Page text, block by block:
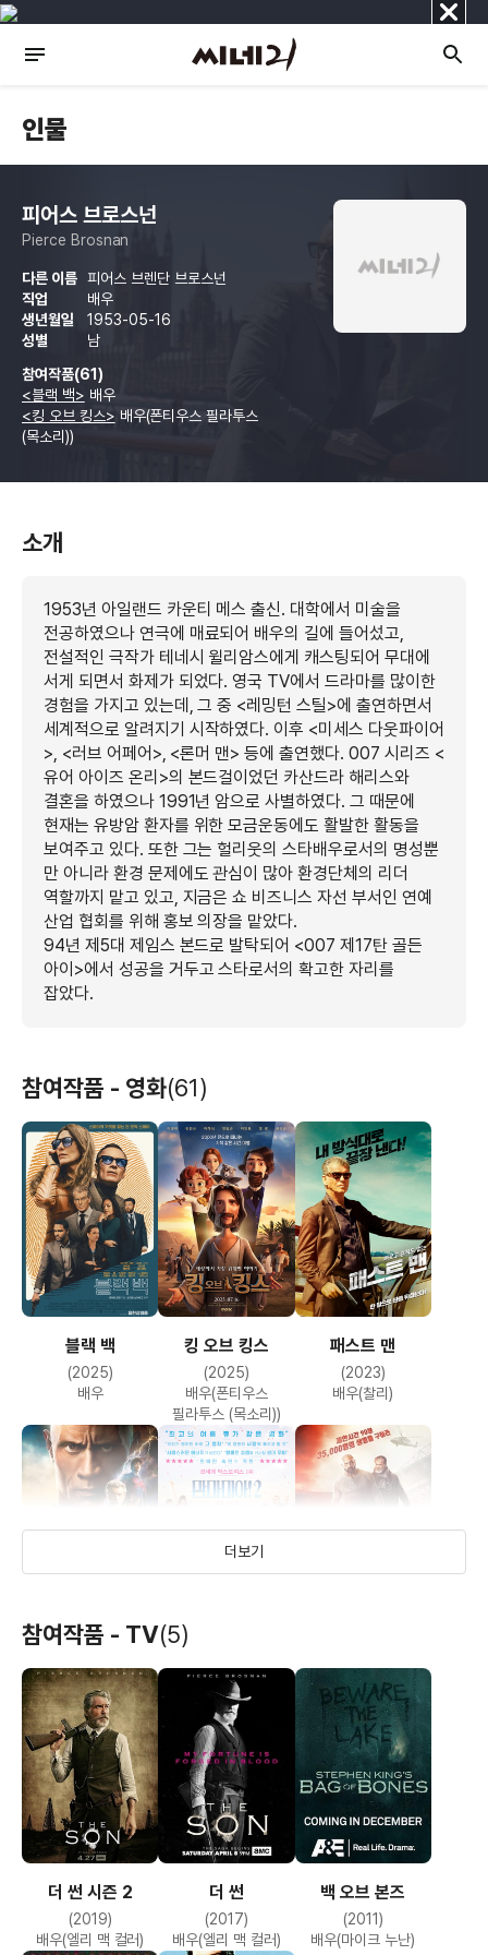
닫
기
인물
피어스 브로스넌
Pierce Brosnan
다른 이름 피어스 브렌단 브로스넌
직업
배우
생년월일
1953-05-16
성별
남
참여작품(61)
<블랙 백> 배우
<킹 오브 킹스> 배우(폰티우스 필라투스
(목소리))
소개
1953년 아일랜드 카운티 메스 출신. 대학에서 미술을
전공하였으나 연극에 매료되어 배우의 길에 들어섰고,
전설적인 극작가 테네시 윌리암스에게 캐스팅되어 무대에
서게 되면서 화제가 되었다. 영국 TV에서 드라마를 많이한
경험을 가지고 있는데, 그 중 <레밍턴 스틸>에 출연하면서
세계적으로 알려지기 시작하였다. 이후 <미세스 다웃파이어
>, <러브 어페어>, <론머 맨> 등에 출연했다. 007 시리즈 <
유어 아이즈 온리>의 본드걸이었던 카산드라 해리스와
결혼을 하였으나 1991년 암으로 사별하였다. 그 때문에
현재는 유방암 환자를 위한 모금운동에도 활발한 활동을
보여주고 있다. 또한 그는 헐리웃의 스타배우로서의 명성뿐
만 아니라 환경 문제에도 관심이 많아 환경단체의 리더
역할까지 맡고 있고, 지금은 쇼 비즈니스 자선 부서인 연예
산업 협회를 위해 홍보 의장을 맡았다.
94년 제5대 제임스 본드로 발탁되어 <007 제17탄 골든
아이>에서 성공을 거두고 스타로서의 확고한 자리를
잡았다.
참여작품 - 영화(61)
블랙 백
(2025)
배우
킹 오브 킹스
(2025)
배우(폰티우스
필라투스 (목소리))
패스트 맨
(2023)
배우(찰리)
블랙 아담
(2022)
배우(페이트 박사/켄트
넬슨)
(2018)
배우(샘)
(2018)
배우
더보기
참여작품 - TV(5)
더 썬 시즌 2
(2019)
배우(엘리 맥 컬러)
더 썬
(2017)
배우(엘리 맥 컬러)
백 오브 본즈
(2011)
배우(마이크 누난)